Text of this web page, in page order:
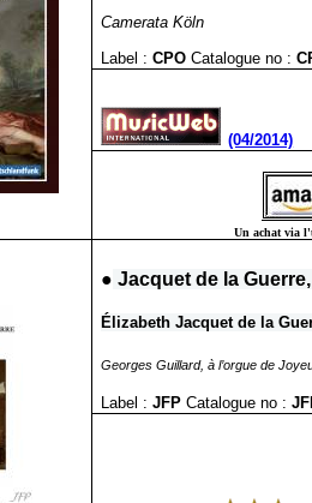
Camerata Köln
Label : CPOCatalogue no :
(04/2014)
Un achat via
● Jacquet de la
Élizabeth Jacquet de la
Georges Guillard, à l’orgue de
Label : JFPCatalogue no :